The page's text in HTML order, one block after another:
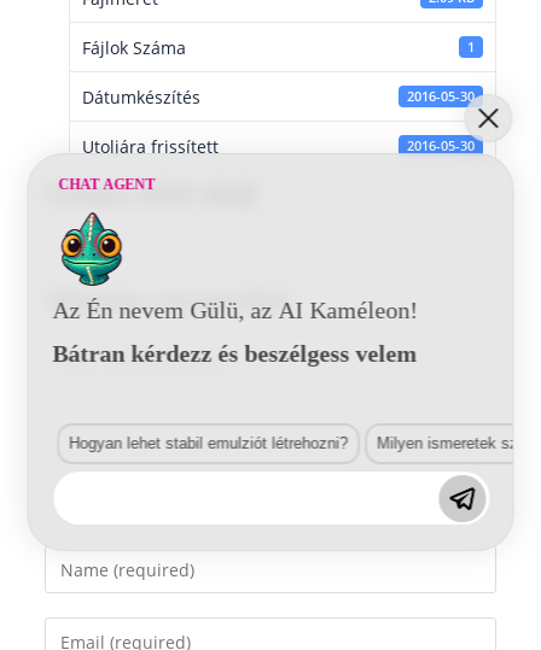
Fájlok Száma 1
Dátumkészítés 2016-05-30
Utoljára frissített 2016-05-30
Citoen KDD BSB
Vélemény, hozzászólás?
Comment
Enter
your
name
Enter
CHAT AGENT
Az Én nevem Gülü, az AI Kaméleon!
Bátran kérdezz és beszélgess velem
Hogyan lehet stabil emulziót létrehozni? Milyen ismeretek